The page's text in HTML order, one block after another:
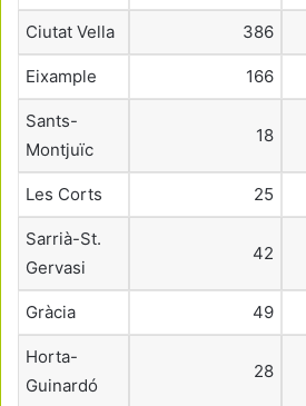
Ciutat Vella 386
Eixample 166
Sants-
Montjuïc
18
Les Corts 25
Sarrià-St.
Gervasi
42
Gràcia 49
Horta-
Guinardó
28